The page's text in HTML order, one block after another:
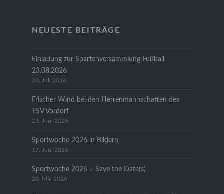
NEUESTE BEITRÄGE
Einladung zur Spartenversammlung Fußball
23.08.2026
20. Juli 2026
Frischer Wind bei den Herrenmannschaften des
TSV Vordorf
23. Juni 2026
Sportwoche 2026 in Bildern
17. Juni 2026
Sportwoche 2026 – Save the Date(s)
20. Mai 2026